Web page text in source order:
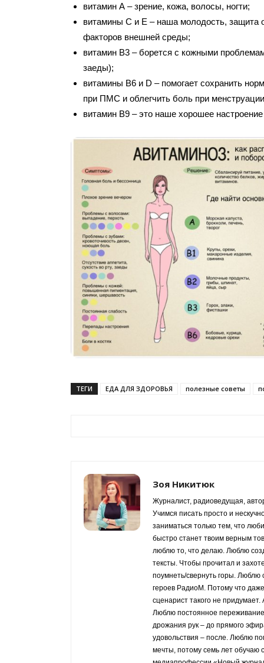
витамин А – зрение, кожа, волосы, ногти;
витамины С и Е – наша молодость, защита
факторов внешней среды;
витамин В3 – борется с кожными
заеды);
витамины В6 и D – помогает сохранить
при ПМС и облегчить боль при
витамин В9 – это наше хорошее настроение
ТЕГИ ЕДА ДЛЯ ЗДОРОВЬЯ полезные советы
Зоя Никитюк
Журналист, радиоведущая,
Учимся писать просто и
заниматься только тем, что
быстро станет твоим верным
люблю то, что делаю. Люблю
тексты. Чтобы прочитал и
поумнеть/свернуть горы. Люблю
героев РадиоМ. Потому что
сценарист такого не
Люблю постоянное
дрожания рук – до прямого
удовольствия – после. Люблю
мечты, потому семь лет обучаю